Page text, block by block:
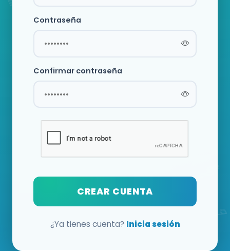
Contraseña
Confirmar contraseña
CREAR CUENTA
¿Ya tienes cuenta? Inicia sesión